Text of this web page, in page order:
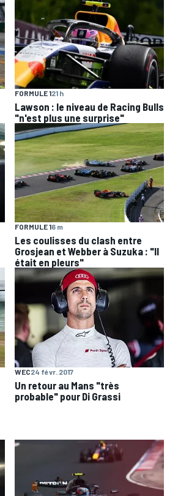
FORMULE 121 h
Lawson : le niveau de Racing Bulls
"n'est plus une surprise"
FORMULE 16 m
Les coulisses du clash entre
Grosjean et Webber à Suzuka : "Il
était en pleurs"
WEC24 févr. 2017
Un retour au Mans "très
probable" pour Di Grassi